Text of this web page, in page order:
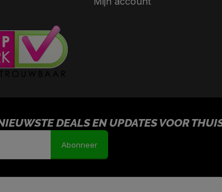
DEALS EN UPDATES VOOR
Abonneer